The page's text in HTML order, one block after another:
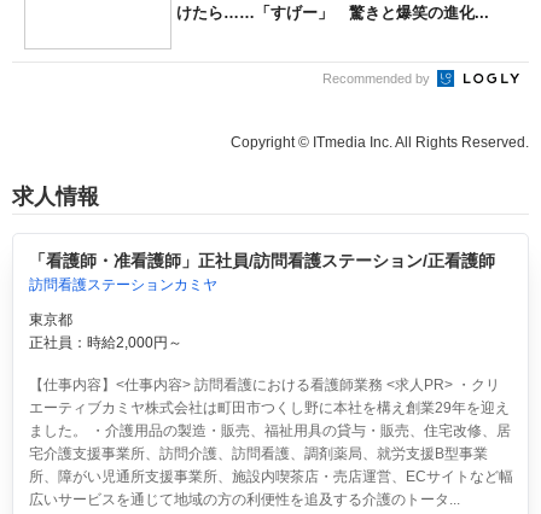
けたら……「すげー」 驚きと爆笑の進化...
Recommended by
Copyright © ITmedia Inc. All Rights Reserved.
求人情報
「看護師・准看護師」正社員/訪問看護ステーション/正看護師
訪問看護ステーションカミヤ
東京都
正社員：時給2,000円～
【仕事内容】<仕事内容> 訪問看護における看護師業務 <求人PR> ・クリ
エーティブカミヤ株式会社は町田市つくし野に本社を構え創業29年を迎え
ました。 ・介護用品の製造・販売、福祉用具の貸与・販売、住宅改修、居
宅介護支援事業所、訪問介護、訪問看護、調剤薬局、就労支援B型事業
所、障がい児通所支援事業所、施設内喫茶店・売店運営、ECサイトなど幅
広いサービスを通じて地域の方の利便性を追及する介護のトータ...